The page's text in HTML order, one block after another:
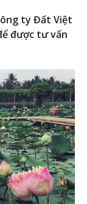
ty Đất Việt
được tư vấn